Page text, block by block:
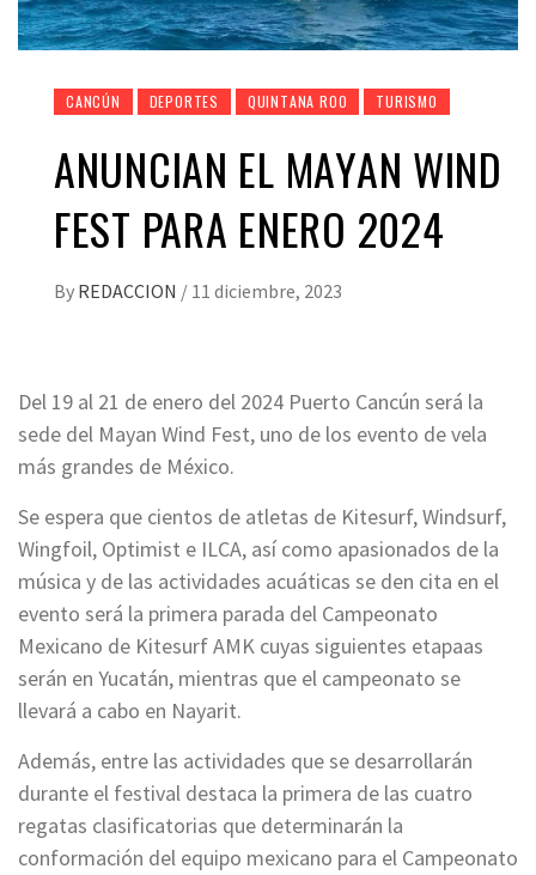
CANCÚN DEPORTES QUINTANA ROO TURISMO
ANUNCIAN EL MAYAN WIND
FEST PARA ENERO 2024
By REDACCION / 11 diciembre, 2023
Del 19 al 21 de enero del 2024 Puerto Cancún será la
sede del Mayan Wind Fest, uno de los evento de vela
más grandes de México.
Se espera que cientos de atletas de Kitesurf, Windsurf,
Wingfoil, Optimist e ILCA, así como apasionados de la
música y de las actividades acuáticas se den cita en el
evento será la primera parada del Campeonato
Mexicano de Kitesurf AMK cuyas siguientes etapaas
serán en Yucatán, mientras que el campeonato se
llevará a cabo en Nayarit.
Además, entre las actividades que se desarrollarán
durante el festival destaca la primera de las cuatro
regatas clasificatorias que determinarán la
conformación del equipo mexicano para el Campeonato